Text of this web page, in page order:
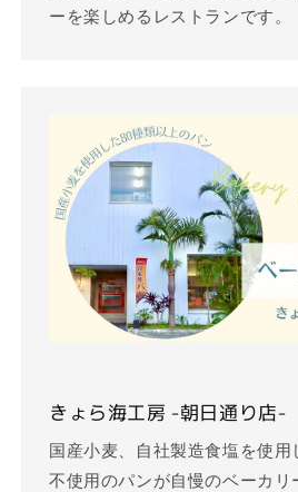
ーを楽しめるレストランです。
きょら海工房 -朝日通り店-
国産小麦、自社製造食塩を使
不使用のパンが自慢のベーカリ